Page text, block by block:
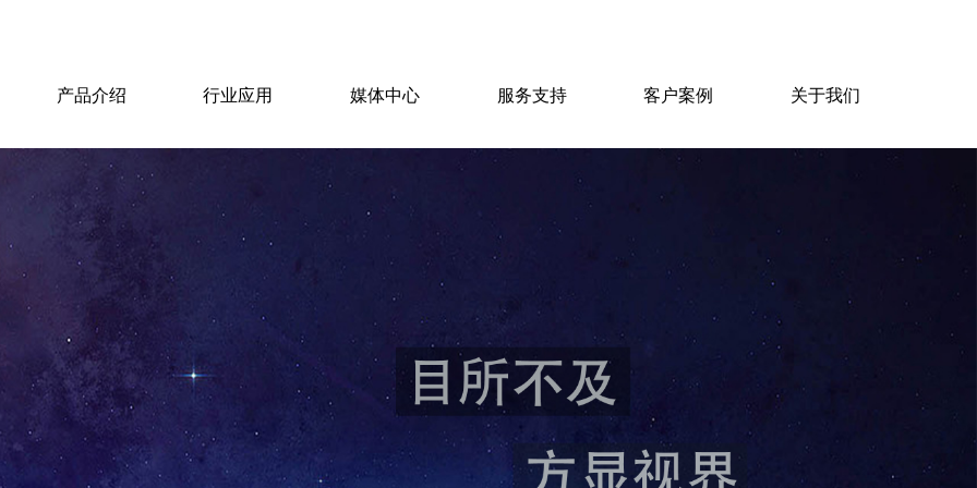
产品介绍 行业应用 媒体中心 服务支持 客户案例 关于我们